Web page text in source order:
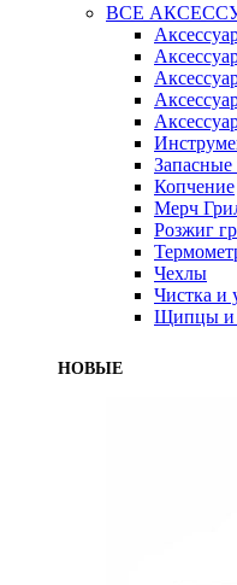
ВСЕ
Запасные
Копчение
Мерч
Розжиг
Чехлы
Чистка и
Щипцы и
НОВЫЕ